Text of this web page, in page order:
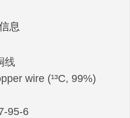
息
线
wire (¹³C, 99%)
95-6